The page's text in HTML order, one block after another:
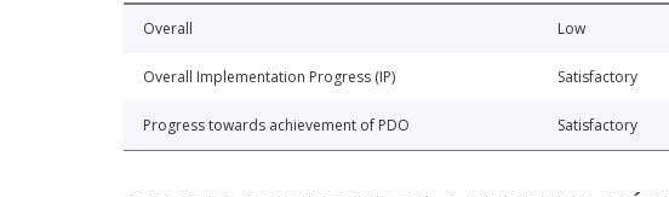
Overall Low
Overall Implementation Progress (IP) Satisfactory
Progress towards achievement of PDO Satisfactory